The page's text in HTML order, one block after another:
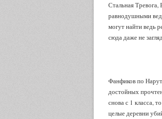
Стальная Тревога,
равнодушными
могут найти ведь
сюда даже не
Фанфиков по
достойных
снова с 1 класса,
целые деревни